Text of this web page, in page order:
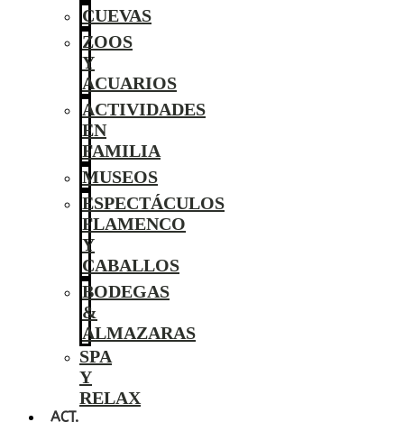
CUEVAS
ZOOS
Y
ACUARIOS
ACTIVIDADES
EN
FAMILIA
MUSEOS
ESPECTÁCULOS
FLAMENCO
Y
CABALLOS
BODEGAS
&
ALMAZARAS
SPA
Y
RELAX
ACT.